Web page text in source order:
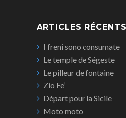
ARTICLES RÉCENTS
I freni sono consumate
Le temple de Ségeste
Le pilleur de fontaine
Zio Fe’
Départ pour la Sicile
Moto moto